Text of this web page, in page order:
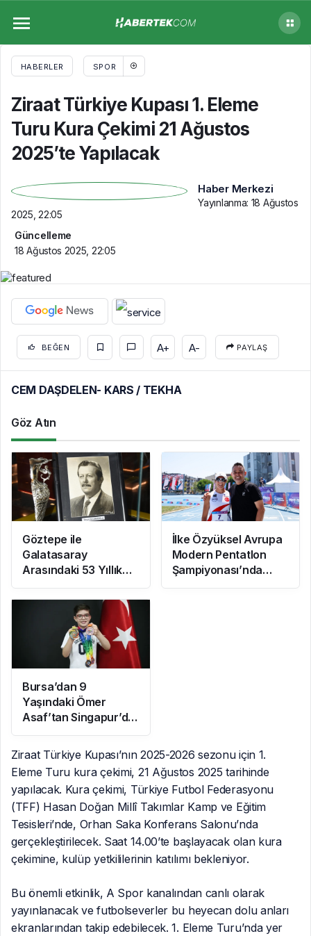
HABERLER SPOR
Ziraat Türkiye Kupası 1. Eleme
Turu Kura Çekimi 21 Ağustos
2025’te Yapılacak
Haber Merkezi
Yayınlanma: 18 Ağustos
2025, 22:05
Güncelleme
18 Ağustos 2025, 22:05
BEĞEN A+ A- PAYLAŞ
CEM DAŞDELEN- KARS / TEKHA
Göz Atın
Göztepe ile
Galatasaray
Arasındaki 53 Yıllık
Yarım Kupa Hikayesi
İlke Özyüksel Avrupa
Modern Pentatlon
Şampiyonası’nda
Finale Yükseldi
Bursa’dan 9
Yaşındaki Ömer
Asaf’tan Singapur’da
Çifte Bronz Madalya
Ziraat Türkiye Kupası’nın 2025-2026 sezonu için 1.
Eleme Turu kura çekimi, 21 Ağustos 2025 tarihinde
yapılacak. Kura çekimi, Türkiye Futbol Federasyonu
(TFF) Hasan Doğan Millî Takımlar Kamp ve Eğitim
Tesisleri’nde, Orhan Saka Konferans Salonu’nda
gerçekleştirilecek. Saat 14.00’te başlayacak olan kura
çekimine, kulüp yetkililerinin katılımı bekleniyor.
Bu önemli etkinlik, A Spor kanalından canlı olarak
yayınlanacak ve futbolseverler bu heyecan dolu anları
ekranlarından takip edebilecek. 1. Eleme Turu’nda yer
Ziraat Türkiye Kupası 1. Eleme Turu Kura
Çekimi 21 Ağustos 2025’te Yapılacak